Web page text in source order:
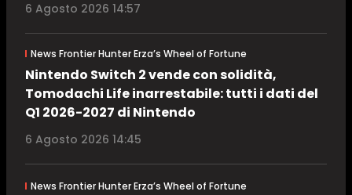
6 Agosto 2026 14:57
News Frontier Hunter Erza’s Wheel of Fortune
Nintendo Switch 2 vende con solidità,
Tomodachi Life inarrestabile: tutti i dati del
Q1 2026-2027 di Nintendo
6 Agosto 2026 14:45
News Frontier Hunter Erza’s Wheel of Fortune